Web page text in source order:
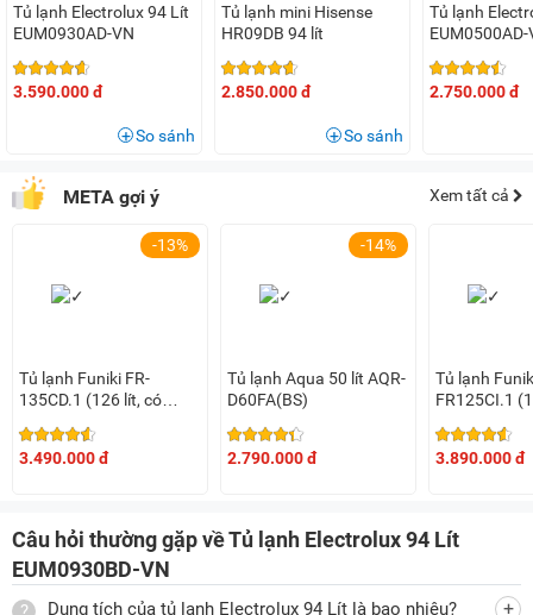
VN
Chiếc tủ lạnh Electrolux 94L EUM0930BD VN này được ứng
trì nhiệt độ ổn định để bảo quản thực phẩm tươi ngon hơn.
Tích hợp ngăn CoolZone (ngăn lạnh) riêng biệt
Mặc dù có thiết kế nhỏ gọn, dung tích không lớn thế nhưng
quả.
Có ngăn rau củ dạng kéo tiện lợi
Bên cạnh đó, chiếc tủ lạnh mini này còn được trang bị ngăn
suốt cũng giúp bạn dễ quan sát và tìm kiếm thực phẩm hơn.
Tủ lạnh Electrolux 94 Lít
EUM0930AD-VN
3.590.000 đ
So sánh
Tủ lạnh mini Hisense
HR09DB 94 lít
2.850.000 đ
So sánh
Tủ lạnh
EUM0500AD-
2.750.000 đ
META gợi ý Xem tất cả
-13%
Tủ lạnh Funiki FR-
135CD.1 (126 lít, có
3.490.000 đ
-14%
Tủ lạnh Aqua 50 lít AQR-
D60FA(BS)
2.790.000 đ
Tủ lạnh
FR125CI.1
3.890.000 đ
Câu hỏi thường gặp về Tủ lạnh Electrolux 94 Lít
EUM0930BD-VN
Dung tích của tủ lạnh Electrolux 94 Lít là bao nhiêu?